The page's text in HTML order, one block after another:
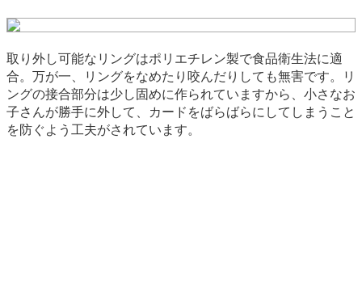
取り外し可能なリングはポリエチレン製で食品衛生法に適
合。万が一、リングをなめたり咬んだりしても無害です。リ
ングの接合部分は少し固めに作られていますから、小さなお
子さんが勝手に外して、カードをばらばらにしてしまうこと
を防ぐよう工夫がされています。